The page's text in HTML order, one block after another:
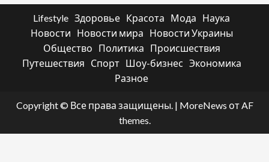
Lifestyle Здоровье Красота Мода
Наука
Новости
Новости мира
Новости Украины
Общество
Политика
Происшествия
Путешествия
Спорт Шоу-бизнес Экономика
Разное
Copyright © Все права защищены. | MoreNews от AF
themes.